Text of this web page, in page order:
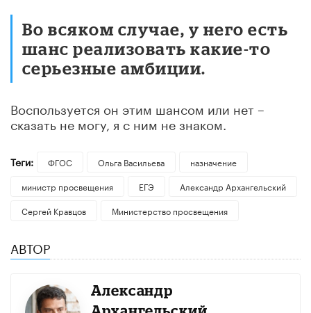
Во всяком случае, у него есть
шанс реализовать какие-то
серьезные амбиции.
Воспользуется он этим шансом или нет –
сказать не могу, я с ним не знаком.
Теги: ФГОС Ольга Васильева
назначение
министр просвещения
ЕГЭ
Александр Архангельский
Сергей Кравцов
Министерство просвещения
АВТОР
Александр